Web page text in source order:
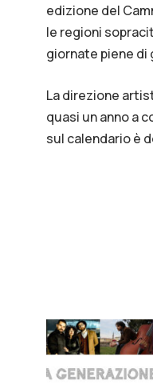
edizione del
le regioni
giornate piene di
La direzione
quasi un anno a
sul calendario è